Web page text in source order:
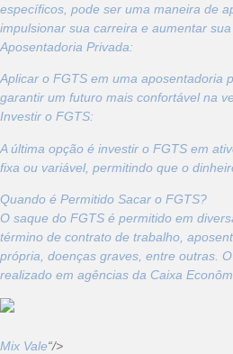
específicos, pode ser uma maneira de
impulsionar sua carreira e aumentar sua
Aposentadoria Privada:
Aplicar o FGTS em uma aposentadoria
garantir um futuro mais confortável na
Investir o FGTS:
A última opção é investir o FGTS em
fixa ou variável, permitindo que o
Quando é Permitido Sacar o FGTS?
O saque do FGTS é permitido em
término de contrato de trabalho,
própria, doenças graves, entre outras.
realizado em agências da Caixa
Mix Vale“/>